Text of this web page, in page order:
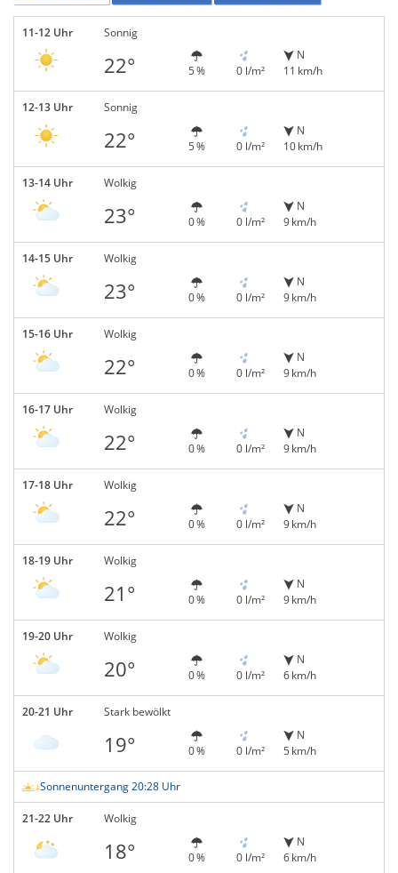
11-12 Uhr Sonnig
22° 5 % 0 l/m²
N
11 km/h
12-13 Uhr Sonnig
22° 5 % 0 l/m²
N
10 km/h
13-14 Uhr Wolkig
23° 0 % 0 l/m²
N
9 km/h
14-15 Uhr Wolkig
23° 0 % 0 l/m²
N
9 km/h
15-16 Uhr Wolkig
22° 0 % 0 l/m²
N
9 km/h
16-17 Uhr Wolkig
22° 0 % 0 l/m²
N
9 km/h
17-18 Uhr Wolkig
22° 0 % 0 l/m²
N
9 km/h
18-19 Uhr Wolkig
21° 0 % 0 l/m²
N
9 km/h
19-20 Uhr Wolkig
20° 0 % 0 l/m²
N
6 km/h
20-21 Uhr Stark bewölkt
19° 0 % 0 l/m²
N
5 km/h
Sonnenuntergang 20:28 Uhr
21-22 Uhr Wolkig
18° 0 % 0 l/m²
N
6 km/h